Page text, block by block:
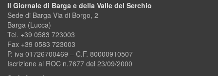
Il Giornale di Barga e della Valle del Serchio
Sede di Barga Via di Borgo, 2
Barga (Lucca)
Tel. +39 0583 723003
Fax +39 0583 723003
P. iva 01726700469 – C.F. 80000910507
Iscrizione al ROC n.7677 del 23/09/2000